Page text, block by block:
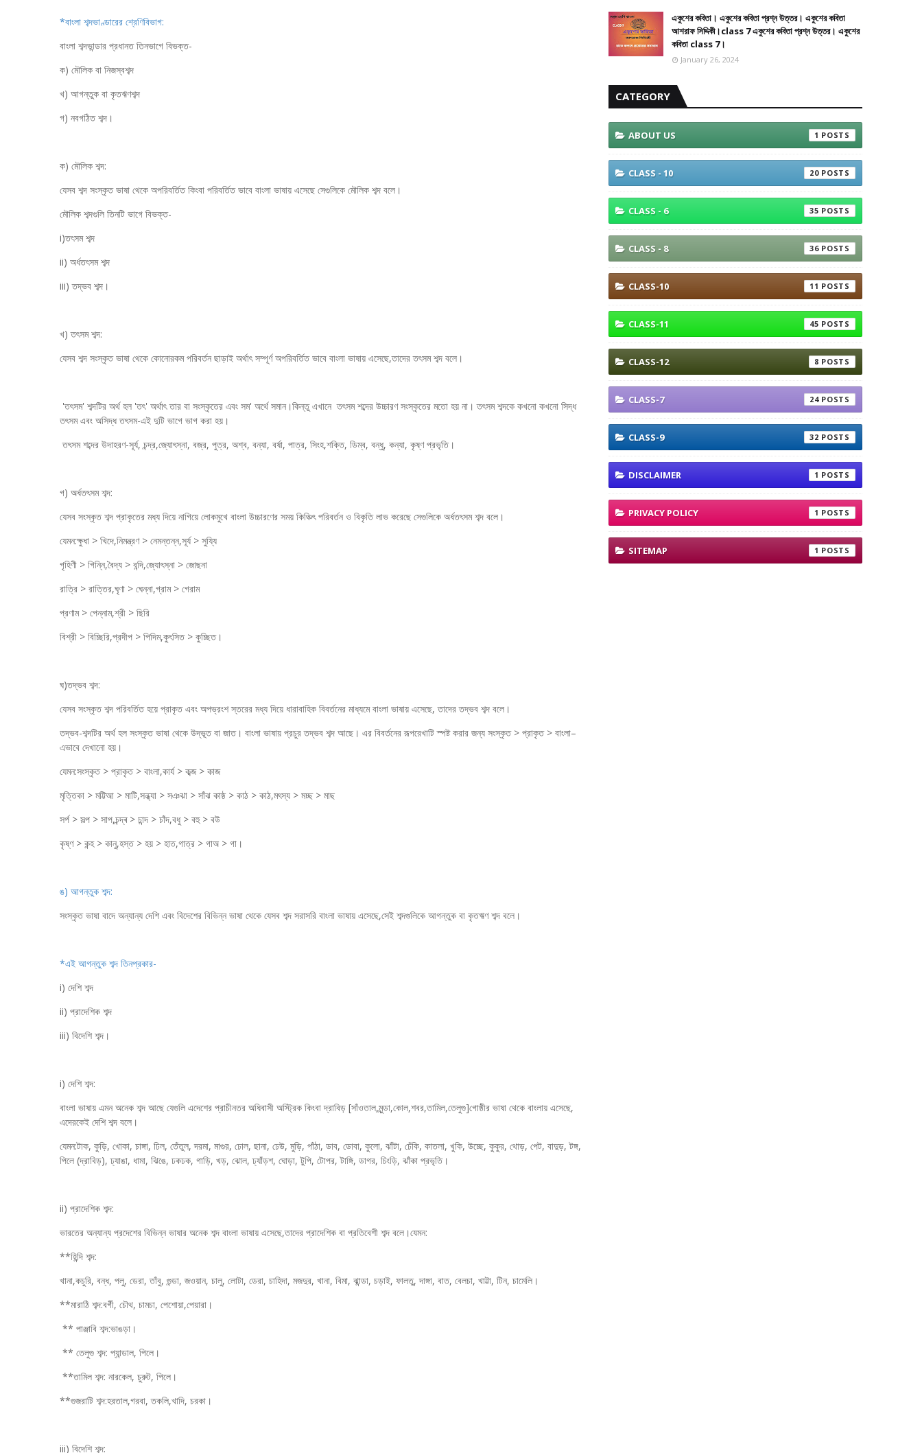
*বাংলা শব্দভাণ্ডারের শ্রেণিবিভাগ:
বাংলা শব্দভান্ডার প্রধানত তিনভাগে বিভক্ত-
ক) মৌলিক বা নিজস্বশব্দ
খ) আগন্তুক বা কৃতঋণশব্দ
গ) নবগঠিত শব্দ।
ক) মৌলিক শব্দ:
যেসব শব্দ সংস্কৃত ভাষা থেকে অপরিবর্তিত কিংবা পরিবর্তিত ভাবে বাংলা ভাষায় এসেছে সেগুলিকে মৌলিক শব্দ বলে।
মৌলিক শব্দগুলি তিনটি ভাগে বিভক্ত-
i)তৎসম শব্দ
ii) অর্ধতৎসম শব্দ
iii) তদ্ভব শব্দ।
খ) তৎসম শব্দ:
যেসব শব্দ সংস্কৃত ভাষা থেকে কোনোরকম পরিবর্তন ছাড়াই অর্থাৎ সম্পূর্ণ অপরিবর্তিত ভাবে বাংলা ভাষায় এসেছে,তাদের তৎসম শব্দ বলে।
'তৎসম' শব্দটির অর্থ হল 'তৎ' অর্থাৎ তার বা সংস্কৃতের এবং সম' অর্থে সমান।কিন্তু এখানে তৎসম শব্দের উচ্চারণ সংস্কৃতের মতো হয় না। তৎসম শব্দকে কখনো কখনো সিদ্ধ
তৎসম এবং অসিদ্ধ তৎসম-এই দুটি ভাগে ভাগ করা হয়।
তৎসম শব্দের উদাহরণ-সূর্য, চন্দ্র,জ্যোৎস্না, বজ্র, পুত্র, অশ্ব, বন্যা, বর্ষা, পাত্র, সিংহ,শক্তি, ডিম্ব, বন্ধু, কন্যা, কৃষ্ণ প্রভৃতি।
গ) অর্ধতৎসম শব্দ:
যেসব সংস্কৃত শব্দ প্রাকৃতের মধ্য দিয়ে নাগিয়ে লোকমুখে বাংলা উচ্চারণের সময় কিঞ্চিৎ পরিবর্তন ও বিকৃতি লাভ করেছে সেগুলিকে অর্ধতৎসম শব্দ বলে।
যেমন:ক্ষুধা > খিদে,নিমন্ত্রণ > নেমন্তন্ন,সূর্য > সুয্যি
গৃহিণী > গিন্নি,বৈদ্য > বন্দি,জ্যোৎস্না > জোছনা
রাত্রি > রাত্তির,ঘৃণা > ঘেন্না,গ্রাম > গেরাম
প্রণাম > পেন্নাম,শ্রী > ছিরি
বিশ্রী > বিচ্ছিরি,প্রদীপ > পিদিম,কুৎসিত > কুচ্ছিত।
ঘ)তদ্ভব শব্দ:
যেসব সংস্কৃত শব্দ পরিবর্তিত হয়ে প্রাকৃত এবং অপভ্রংশ স্তরের মধ্য দিয়ে ধারাবাহিক বিবর্তনের মাধ্যমে বাংলা ভাষায় এসেছে, তাদের তদ্ভব শব্দ বলে।
তদ্ভব-শব্দটির অর্থ হল সংস্কৃত ভাষা থেকে উদ্ভূত বা জাত। বাংলা ভাষায় প্রচুর তদ্ভব শব্দ আছে। এর বিবর্তনের রূপরেখাটি স্পষ্ট করার জন্য সংস্কৃত > প্রাকৃত > বাংলা–
এভাবে দেখানো হয়।
যেমন:সংস্কৃত > প্রাকৃত > বাংলা,কার্য > কব্জ > কাজ
মৃত্তিকা > মট্টিআ > মাটি,সন্ধ্যা > সঞঝা > সাঁঝ কাষ্ঠ > কাঠ > কাঠ,মৎস্য > মচ্ছ > মাছ
সর্প > সল্প > সাপ,চন্দ্ৰ > চান্দ > চাঁদ,বধু > বহু > বউ
কৃষ্ণ > কন্হ > কানু,হস্ত > হয় > হাত,গাত্র > গাঅ > গা।
ঙ) আগন্তুক শব্দ:
সংস্কৃত ভাষা বাদে অন্যান্য দেশি এবং বিদেশের বিভিন্ন ভাষা থেকে যেসব শব্দ সরাসরি বাংলা ভাষায় এসেছে,সেই শব্দগুলিকে আগন্তুক বা কৃতঋণ শব্দ বলে।
*এই আগন্তুক শব্দ তিনপ্রকার-
i) দেশি শব্দ
ii) প্রাদেশিক শব্দ
iii) বিদেশি শব্দ।
i) দেশি শব্দ:
বাংলা ভাষায় এমন অনেক শব্দ আছে যেগুলি এদেশের প্রাচীনতর অধিবাসী অস্ট্রিক কিংবা দ্রাবিড় [সাঁওতাল,মুন্ডা,কোল,শবর,তামিল,তেলুগু]গোষ্ঠীর ভাষা থেকে বাংলায় এসেছে,
এদেরকেই দেশি শব্দ বলে।
যেমন:টাক, কুড়ি, খোকা, চাঙ্গা, ঢিল, তেঁতুল, দরমা, মাগুর, ঢোল, ছানা, ঢেউ, মুড়ি, পাঁঠা, ডাব, ডোবা, কুলো, ঝাঁটা, ঢেঁকি, কাতলা, খুকি, উচ্ছে, কুকুর, থোড়, পেট, বাদুড়, টঙ্গ,
পিলে (দ্রাবিড়), ঢ্যাঙা, ধামা, ঝিঙে, ঢকঢক, গাড়ি, খড়, ঝোল, ঢ্যাঁড়শ, ঘোড়া, টুপি, টোপর, টাঙ্গি, ডাগর, চিংড়ি, ঝাঁকা প্রভৃতি।
ii) প্রাদেশিক শব্দ:
ভারতের অন্যান্য প্রদেশের বিভিন্ন ভাষার অনেক শব্দ বাংলা ভাষায় এসেছে,তাদের প্রাদেশিক বা প্রতিবেশী শব্দ বলে।যেমন:
**হিন্দি শব্দ:
খানা,কচুরি, বন্ধ, পলু, ডেরা, তাঁবু, গুন্ডা, জওয়ান, চালু, লোটা, ডেরা, চাহিদা, মজদুর, খানা, বিমা, ঝান্ডা, চড়াই, ফালতু, দাঙ্গা, বাত, বেলচা, খাট্টা, টিন, চামেলি।
**মারাঠি শব্দ:বর্গী, চৌথ, চামচা, পেশোয়া,পেয়ারা।
** পাঞ্জাবি শব্দ:ভাঙড়া।
** তেলুগু শব্দ: প্যান্ডাল, পিলে।
**তামিল শব্দ: নারকেল, চুরুট, পিলে।
**গুজরাটি শব্দ:হরতাল,গরবা, তকলি,খাদি, চরকা।
iii) বিদেশি শব্দ:
একুশের কবিতা। একুশের কবিতা প্রশ্ন উত্তর। একুশের কবিতা
আশরাফ সিদ্দিকী।class 7 একুশের কবিতা প্রশ্ন উত্তর। একুশের
কবিতা class 7।
January 26, 2024
CATEGORY
ABOUT US 1
CLASS - 10 20
CLASS - 6 35
CLASS - 8 36
CLASS-10 11
CLASS-11 45
CLASS-12 8
CLASS-7 24
CLASS-9 32
DISCLAIMER 1
PRIVACY POLICY 1
SITEMAP 1